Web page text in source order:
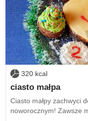
320 kcal
ciasto małpa
Ciasto małpy zachwyci
noworocznym! Zawsze